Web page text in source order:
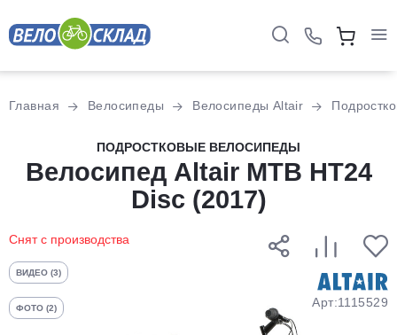
Главная Велосипеды Велосипеды Altair
ПОДРОСТКОВЫЕ ВЕЛОСИПЕДЫ
Велосипед Altair MTB HT24
Disc (2017)
Снят с производства
ВИДЕО (3)
ФОТО (2) Арт:1115529
Разбейте
оплатуна части
без переплат
График платежей